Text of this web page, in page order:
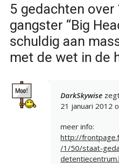
5 gedachten over
gangster “Big
schuldig aan
met de wet in de
DarkSkywise
21 januari 2012
meer info:
http://
/1/50/staat-